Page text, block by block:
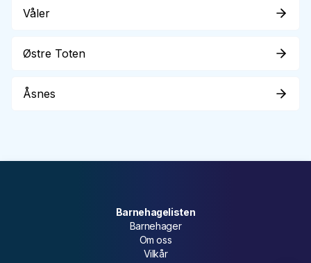
Våler
Østre Toten
Åsnes
Barnehagelisten
Barnehager
Om oss
Vilkår